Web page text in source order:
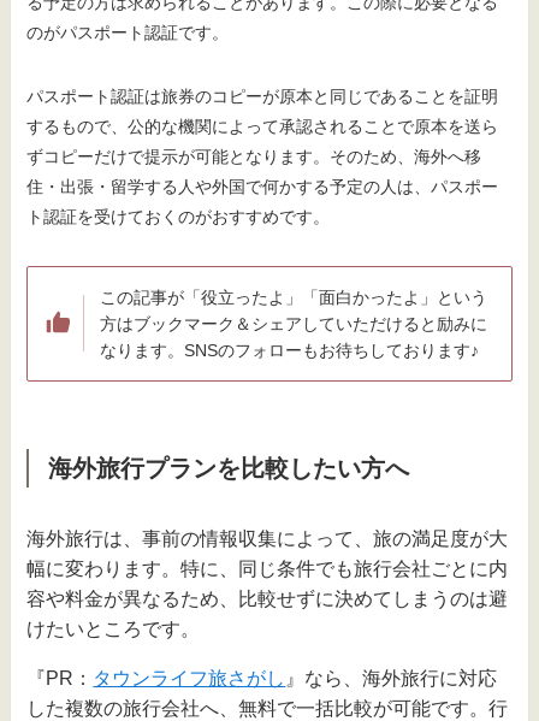
のがパスポート認証です。
パスポート認証は旅券のコピーが原本と同じであることを証明
するもので、公的な機関によって承認されることで原本を送ら
ずコピーだけで提示が可能となります。そのため、海外へ移
住・出張・留学する人や外国で何かする予定の人は、パスポー
ト認証を受けておくのがおすすめです。
この記事が「役立ったよ」「面白かったよ」という
方はブックマーク＆シェアしていただけると励みに
なります。SNSのフォローもお待ちしております♪
海外旅行プランを比較したい方へ
海外旅行は、事前の情報収集によって、旅の満足度が大
幅に変わります。特に、同じ条件でも旅行会社ごとに内
容や料金が異なるため、比較せずに決めてしまうのは避
けたいところです。
『PR： タウンライフ旅さがし 』なら、海外旅行に対応
した複数の旅行会社へ、無料で一括比較が可能です。行